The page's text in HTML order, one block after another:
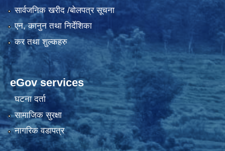
सार्वजनिक खरीद /बोलपत्र सूचना
एन, कानुन तथा निर्देशिका
कर तथा शुल्कहरु
eGov services
घटना दर्ता
सामाजिक सुरक्षा
नागरिक वडापत्र